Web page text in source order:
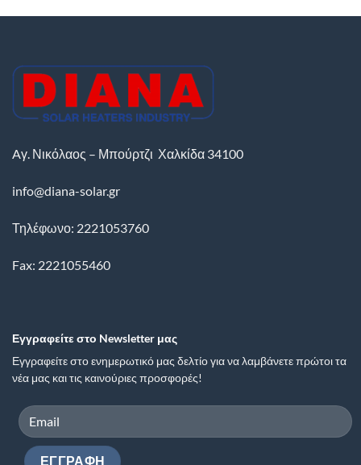
Aγ. Νικόλαος – Μπούρτζι Χαλκίδα 34100
info@diana-solar.gr
Τηλέφωνο: 2221053760
Fax: 2221055460
Εγγραφείτε στο Newsletter μας
Εγγραφείτε στο ενημερωτικό μας δελτίο για να λαμβάνετε πρώτοι τα
νέα μας και τις καινούριες προσφορές!